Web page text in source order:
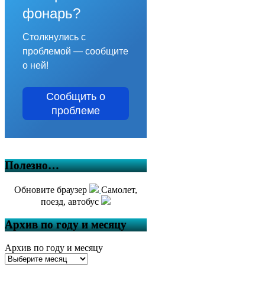
фонарь?
Столкнулись с
проблемой — сообщите
о ней!
Сообщить о
проблеме
Полезно…
Обновите браузер
Самолет,
поезд, автобус
Архив по году и месяцу
Архив по году и месяцу